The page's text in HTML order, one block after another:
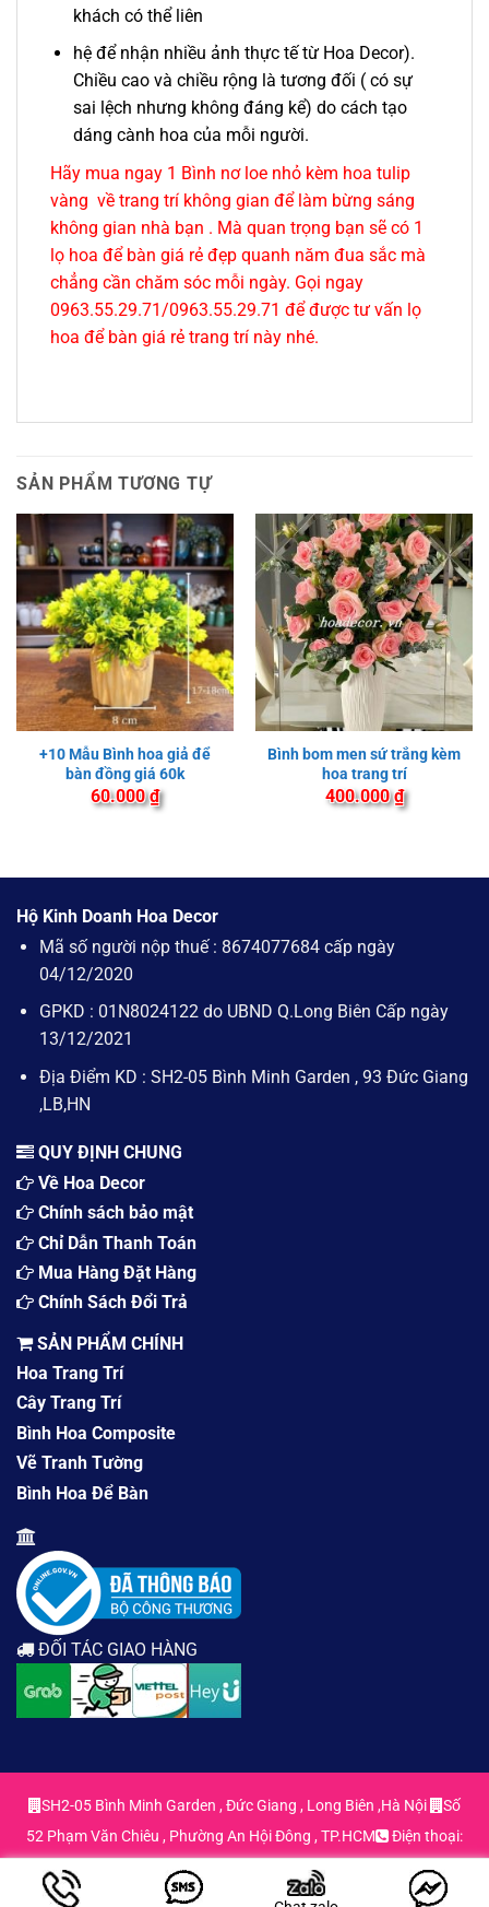
khách có thể liên
hệ để nhận nhiều ảnh thực tế từ Hoa Decor).
Chiều cao và chiều rộng là tương đối ( có sự
sai lệch nhưng không đáng kể) do cách tạo
dáng cành hoa của mỗi người.
Hãy mua ngay 1 Bình nơ loe nhỏ kèm hoa tulip
vàng về trang trí không gian để làm bừng sáng
không gian nhà bạn . Mà quan trọng bạn sẽ có 1
lọ hoa để bàn giá rẻ đẹp quanh năm đua sắc mà
chẳng cần chăm sóc mỗi ngày. Gọi ngay
0963.55.29.71/0963.55.29.71 để được tư vấn lọ
hoa để bàn giá rẻ trang trí này nhé.
SẢN PHẨM TƯƠNG TỰ
+10 Mẫu Bình hoa giả để
bàn đồng giá 60k
60.000₫
Bình bom men sứ trắng kèm
hoa trang trí
400.000₫
Hộ Kinh Doanh Hoa Decor
Mã số người nộp thuế : 8674077684 cấp ngày
04/12/2020
GPKD : 01N8024122 do UBND Q.Long Biên Cấp ngày
13/12/2021
Địa Điểm KD : SH2-05 Bình Minh Garden , 93 Đức Giang
,LB,HN
QUY ĐỊNH CHUNG
Về Hoa Decor
Chính sách bảo mật
Chỉ Dẫn Thanh Toán
Mua Hàng Đặt Hàng
Chính Sách Đổi Trả
SẢN PHẨM CHÍNH
Hoa Trang Trí
Cây Trang Trí
Bình Hoa Composite
Vẽ Tranh Tường
Bình Hoa Để Bàn
ĐỐI TÁC GIAO HÀNG
SH2-05 Bình Minh Garden , Đức Giang , Long Biên ,Hà Nội
Số
52 Phạm Văn Chiêu , Phường An Hội Đông , TP.HCM
Điện thoại:
0963.55.29.71 - 0963.55.29.71
hoadecordep@gmail.com